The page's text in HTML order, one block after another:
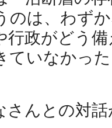
のは、わず
行政がどう
ていなかっ
んとの対